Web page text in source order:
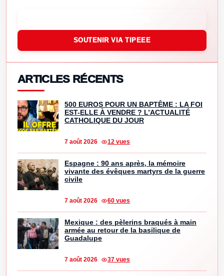
SOUTENIR VIA TIPEEE
ARTICLES RÉCENTS
500 EUROS POUR UN BAPTÊME : LA FOI
EST-ELLE À VENDRE ? L’ACTUALITÉ
CATHOLIQUE DU JOUR
7 août 2026 12 vues
Espagne : 90 ans après, la mémoire
vivante des évêques martyrs de la guerre
civile
7 août 2026 60 vues
Mexique : des pèlerins braqués à main
armée au retour de la basilique de
Guadalupe
7 août 2026 37 vues